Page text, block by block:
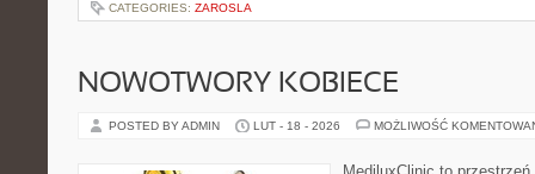
CATEGORIES: ZAROSLA
NOWOTWORY KOBIECE
POSTED BY ADMIN LUT - 18 - 2026 MOŻLIWOŚĆ